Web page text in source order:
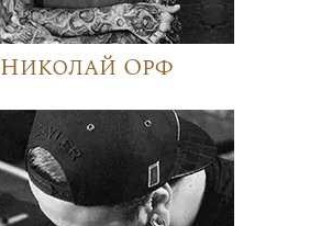
Николай Орф